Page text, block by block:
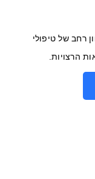
רחב של טיפולי
הרצויות.